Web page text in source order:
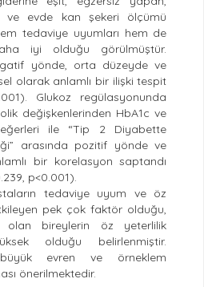
evde kan şekeri ölçümü
tedaviye uyumları hem de
iyi olduğu görülmüştür.
yönde, orta düzeyde ve
olarak anlamlı bir ilişki tespit
Glukoz regülasyonunda
değişkenlerinden HbA1c ve
ile “Tip 2 Diyabette
arasında pozitif yönde ve
bir korelasyon saptandı
p<0.001).
tedaviye uyum ve öz
pek çok faktör olduğu,
bireylerin öz yeterlilik
olduğu belirlenmiştir.
evren ve örneklem
önerilmektedir.